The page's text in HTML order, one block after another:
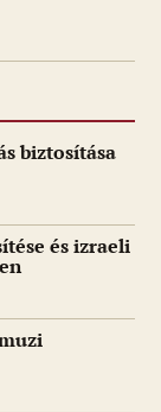
biztosítása
és izraeli